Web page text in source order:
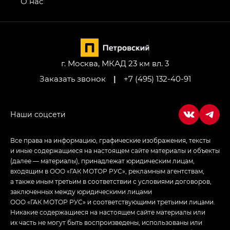
Джи Ти — GT, Джи Икс — GX,
Джи Икс ПРЕМИУМ — GX PREMIUM, ЛАУНЖ —
Empow — Эмпау (Empow) в комплектации
г. Москва, МКАД 23 км вл. 3
Заказать звонок
| +7 (495) 132-40-91
Все права на информацию, графические изображения, тексты
и иные содержащиеся на настоящем сайте материалы и объекты
(далее — материалы), принадлежат юридическим лицам,
входящим в ООО «ГАК МОТОР РУС», рекламным агентствам,
а также иным третьим в соответствии с условиями договоров,
заключенных между юридическими лицами
ООО «ГАК МОТОР РУС» и соответствующими третьими лицами.
Никакие содержащиеся на настоящем сайте материалы или
их часть не могут быть воспроизведены, использованы или